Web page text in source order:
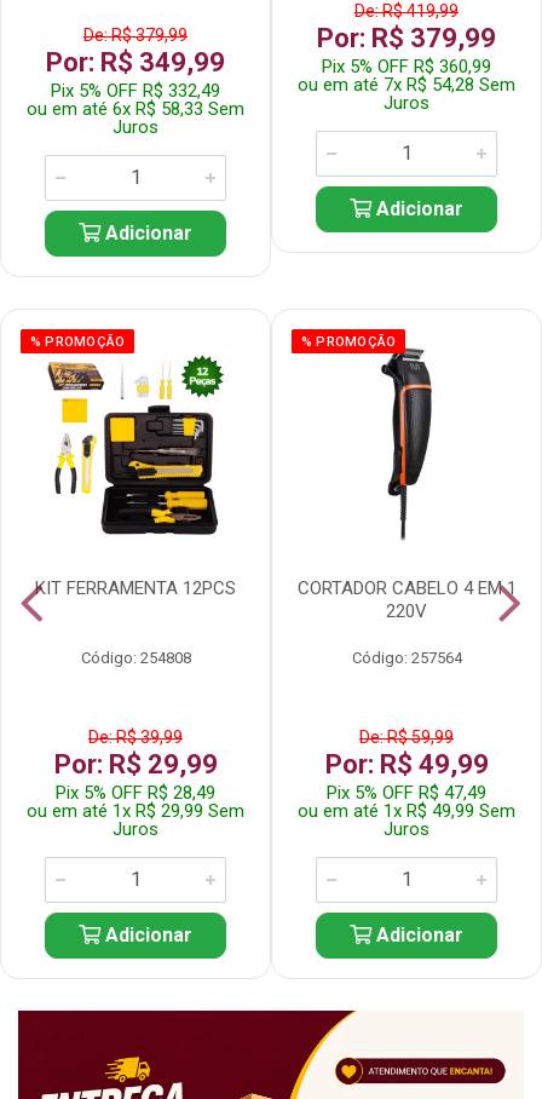
De: R$ 379,99
Por: R$ 349,99
Pix 5% OFF R$ 332,49
ou em até 6x R$ 58,33 Sem
Juros
Adicionar
De: R$ 419,99
Por: R$ 379,99
Pix 5% OFF R$ 360,99
ou em até 7x R$ 54,28 Sem
Juros
Adicionar
% PROMOÇÃO
KIT FERRAMENTA 12PCS
Código: 254808
De: R$ 39,99
Por: R$ 29,99
Pix 5% OFF R$ 28,49
ou em até 1x R$ 29,99 Sem
Juros
Adicionar
% PROMOÇÃO
CORTADOR CABELO 4 EM 1
220V
Código: 257564
De: R$ 59,99
Por: R$ 49,99
Pix 5% OFF R$ 47,49
ou em até 1x R$ 49,99 Sem
Juros
Adicionar